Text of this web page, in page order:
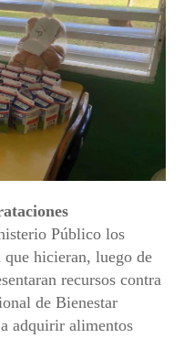
Público los
hicieran, luego de
recursos contra
de Bienestar
adquirir alimentos